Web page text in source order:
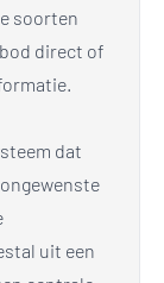
soorten
direct of
dat
uit een